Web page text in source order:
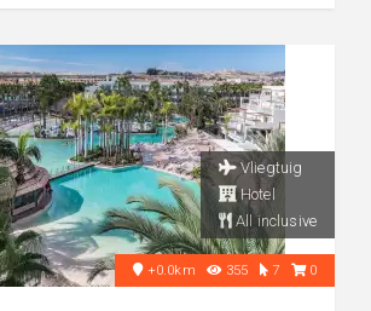
Vliegtuig
Hotel
All inclusive
+0.0km 355 7 0